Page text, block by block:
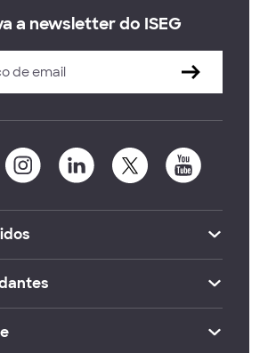
a newsletter do ISEG